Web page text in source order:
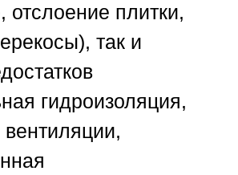
отслоение плитки,
так и
гидроизоляция,